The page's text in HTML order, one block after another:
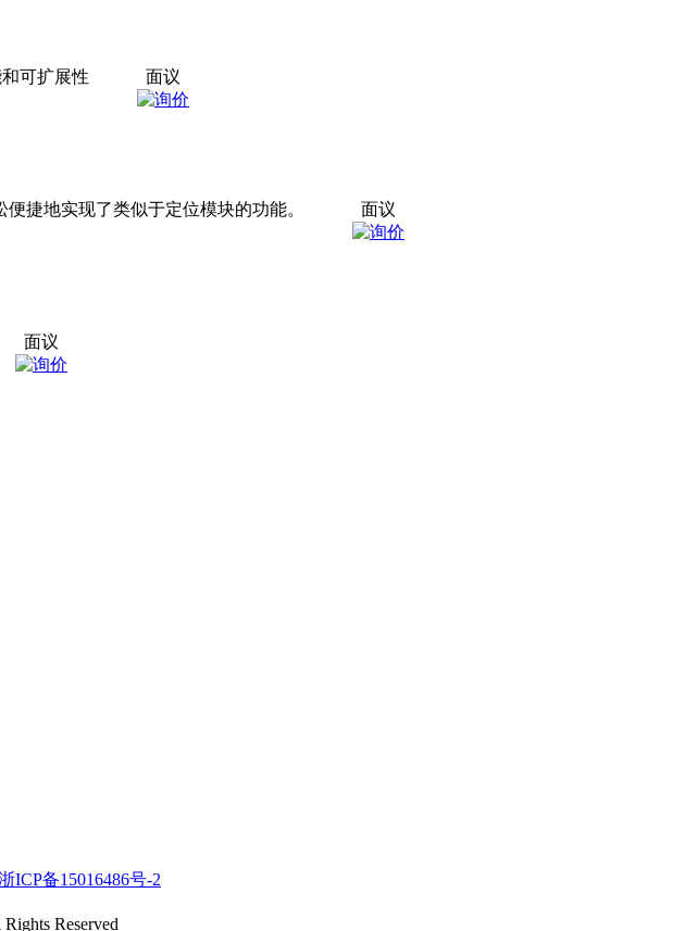
可扩展性
面议
捷地实现了类似于定位模块的功能。
面议
面议
ICP备15016486号-2
Reserved